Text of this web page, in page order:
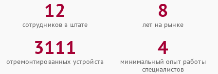
12
сотрудников в штате
8
лет на рынке
3111
отремонтированных устройств
4
минимальный опыт работы
специалистов